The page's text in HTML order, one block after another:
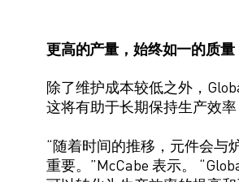
更高的产量，始终如一的质量
除了维护成本较低之外，
这将有助于长期保持生产效
“随着时间的推移，元件会与
重要。”McCabe 表示。